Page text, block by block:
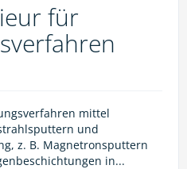
für
mittel
und
z. B. Magnetronsputtern
in...